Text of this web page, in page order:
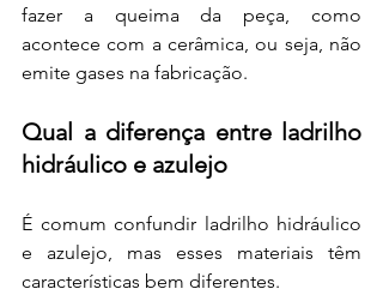
fazer a queima da peça, como
acontece com a cerâmica, ou seja, não
emite gases na fabricação.
Qual a diferença entre ladrilho
hidráulico e azulejo
É comum confundir ladrilho hidráulico
e azulejo, mas esses materiais têm
características bem diferentes.